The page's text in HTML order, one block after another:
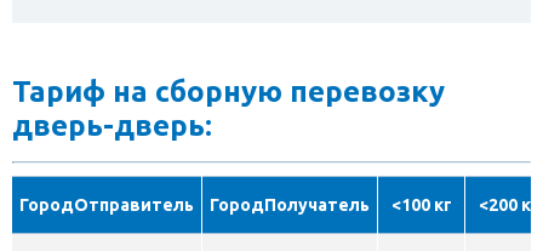
Тариф на сборную перевозку
дверь-дверь:
ГородОтправитель ГородПолучатель <100 кг <200 кг